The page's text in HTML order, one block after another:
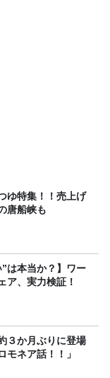
ゆ特集！！売上げ
唐船峡も
”は本当か？】ワー
ア、実力検証！
モネア話！！」